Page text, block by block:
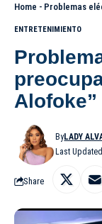
Home - Problemas
ENTRETENIMIENTO
Alofoke”
Last
ByLADY
Share